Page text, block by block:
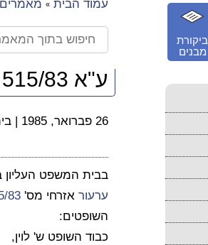
עמוד הבית » מאמרים
ע"א 515/83 בשיר עגור נ' דב איזנברג
26 פברואר, 1985 |
בבית המשפט
ערעור אזרחי מס' 83
השופטים:
כבוד השופט ש' לוין,
ביקורת
מבנים